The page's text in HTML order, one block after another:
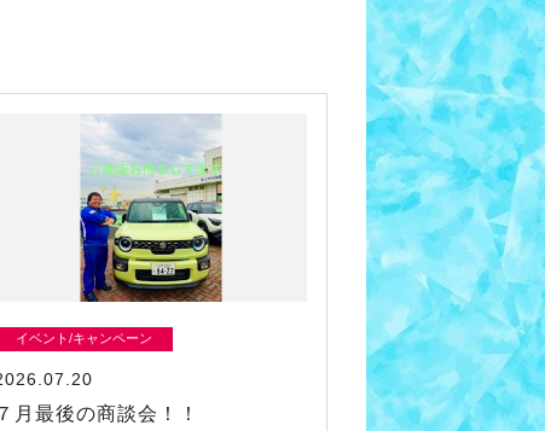
イベント/キャンペーン
７月最後の商談会！！